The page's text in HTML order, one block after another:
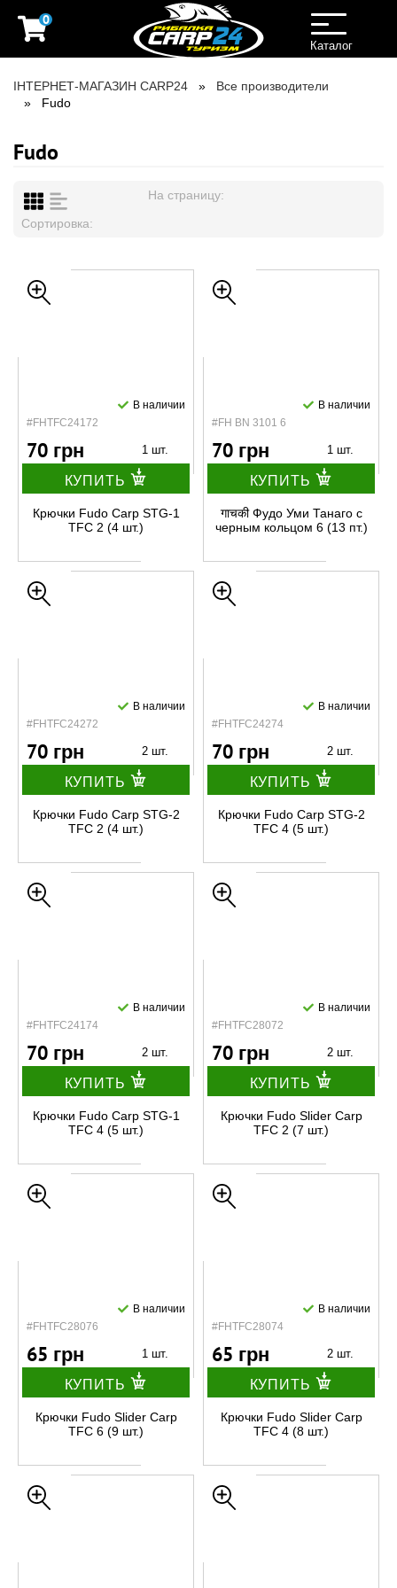
0
Toggle
navigation
Каталог
ІНТЕРНЕТ-МАГАЗИН CARP24
Все производители
Fudo
Fudo
На страницу:
Сортировка:
#FHTFC24172
В наличии
70 грн 1 шт.
КУПИТЬ
Крючки Fudo Carp STG-1
TFC 2 (4 шт.)
#FH BN 3101 6
В наличии
70 грн 1 шт.
КУПИТЬ
गाचकी Фудо Уми Танаго с
черным кольцом 6 (13 пт.)
#FHTFC24272
В наличии
70 грн 2 шт.
КУПИТЬ
Крючки Fudo Carp STG-2
TFC 2 (4 шт.)
#FHTFC24274
В наличии
70 грн 2 шт.
КУПИТЬ
Крючки Fudo Carp STG-2
TFC 4 (5 шт.)
#FHTFC24174
В наличии
70 грн 2 шт.
КУПИТЬ
Крючки Fudo Carp STG-1
TFC 4 (5 шт.)
#FHTFC28072
В наличии
70 грн 2 шт.
КУПИТЬ
Крючки Fudo Slider Carp
TFC 2 (7 шт.)
#FHTFC28076
В наличии
65 грн 1 шт.
КУПИТЬ
Крючки Fudo Slider Carp
TFC 6 (9 шт.)
#FHTFC28074
В наличии
65 грн 2 шт.
КУПИТЬ
Крючки Fudo Slider Carp
TFC 4 (8 шт.)